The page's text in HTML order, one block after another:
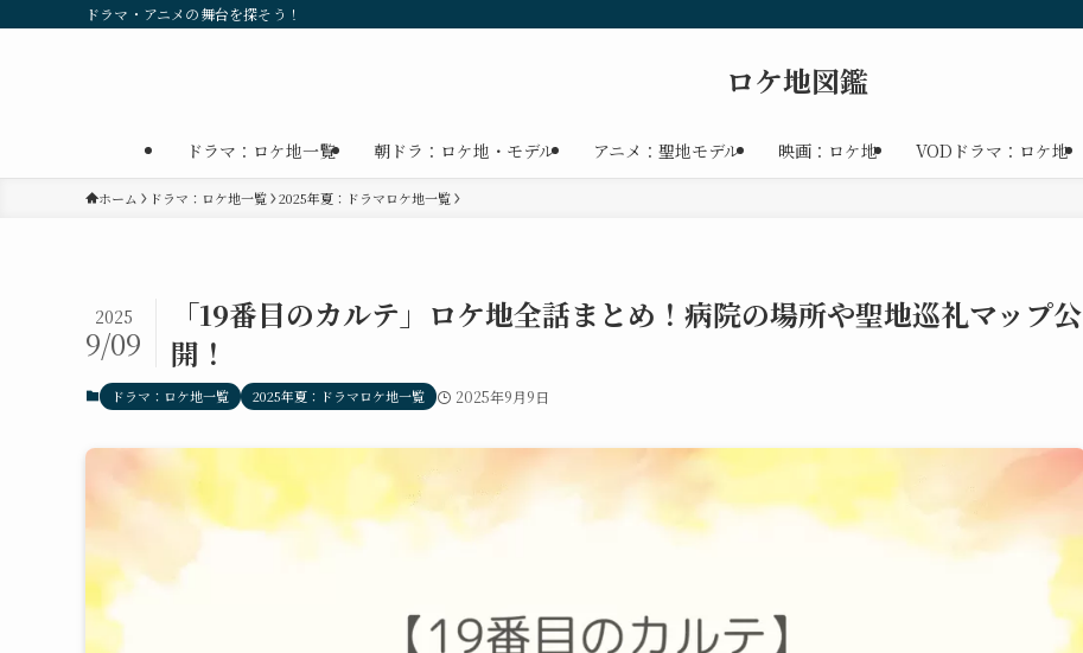
ドラマ・アニメの舞台を探そう！
ロケ地図鑑
ドラマ：ロケ地一覧 朝ドラ：ロケ地・モデル アニメ：聖地モデル 映画：ロケ地 VODドラマ：ロケ地
ホーム ドラマ：ロケ地一覧 2025年夏：ドラマロケ地一覧
「19番目のカルテ」ロケ地全話まとめ！病院の場所や聖地巡礼マップ公
開！
2025
9/09
ドラマ：ロケ地一覧 2025年夏：ドラマロケ地一覧 2025年9月9日